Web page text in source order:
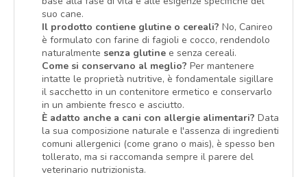
suo cane.
Il prodotto contiene glutine o cereali? No, Canireo
è formulato con farine di fagioli e cocco, rendendolo
naturalmente senza glutine e senza cereali.
Come si conservano al meglio? Per mantenere
intatte le proprietà nutritive, è fondamentale sigillare
il sacchetto in un contenitore ermetico e conservarlo
in un ambiente fresco e asciutto.
È adatto anche a cani con allergie alimentari? Data
la sua composizione naturale e l'assenza di ingredienti
comuni allergenici (come grano o mais), è spesso ben
tollerato, ma si raccomanda sempre il parere del
veterinario nutrizionista.